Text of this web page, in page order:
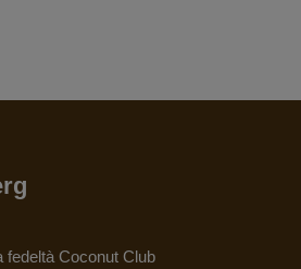
fedeltà Coconut Club